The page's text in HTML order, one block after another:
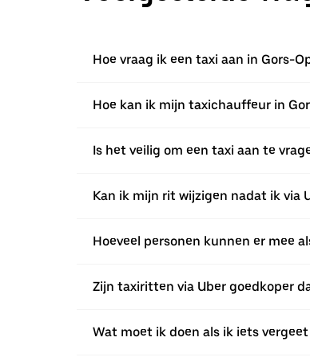
Hoe vraag ik een taxi aan in Gors-
Hoe kan ik mijn taxichauffeur in
Is het veilig om een taxi aan te
Kan ik mijn rit wijzigen nadat ik via
Hoeveel personen kunnen er mee
Zijn taxiritten via Uber goedkoper
Wat moet ik doen als ik iets